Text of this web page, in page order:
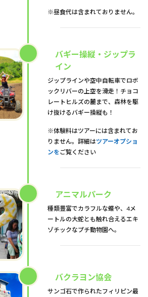
※昼食代は含まれておりません。
バギー操縦・ジップラ
イン
ジップラインや空中自転車でロボ
ックリバーの上空を滑走！チョコ
レートヒルズの麓まで、森林を駆
け抜けるバギー操縦も！
※体験料はツアーには含まれてお
りません。詳細はツアーオプショ
ンをご覧ください
アニマルパーク
種類豊富でカラフルな蝶や、4メ
ートルの大蛇とも触れ合えるエキ
ゾチックなプチ動物園へ。
バクラヨン協会
サンゴ石で作られたフィリピン最